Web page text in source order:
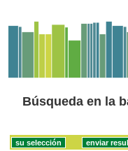
Búsqueda en la